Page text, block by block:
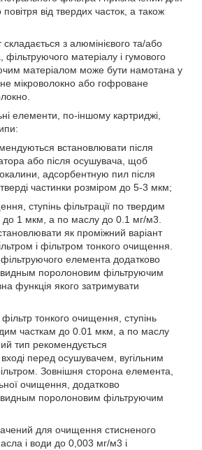
повітря від твердих часток, а також
з алюмінієвого та/або
фільтруючого матеріалу і гумового
матеріалом може бути намотана у
мікроволокно або гофроване
елементи, по-іншому картриджі,
встановлювати після
або після осушувача, щоб
адсорбентную пил після
частинки розміром до 5-3 мкм;
ступінь фільтрації по твердим
до 1 мкм, а по маслу до 0.1 мг/м3.
як проміжний варіант
і фільтром тонкого очищення.
елемента додатково
поролоновим фільтруючим
функція якого затримувати
тонкого очищення, ступінь
часткам до 0.01 мкм, а по маслу
тип рекомендується
перед осушувачем, вугільним
Зовнішня сторона елемента,
очищення, додатково
поролоновим фільтруючим
для очищення стисненого
і води до 0,003 мг/м3 і